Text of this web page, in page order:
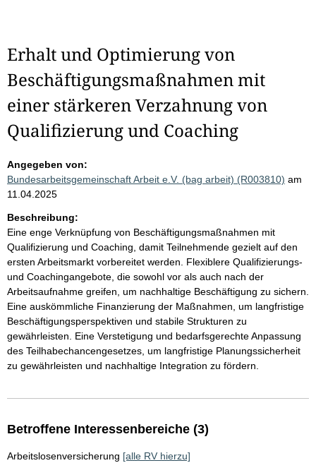
Erhalt und Optimierung von
Beschäftigungsmaßnahmen mit
einer stärkeren Verzahnung von
Qualifizierung und Coaching
Angegeben von:
Bundesarbeitsgemeinschaft Arbeit e.V. (bag arbeit) (R003810) am
11.04.2025
Beschreibung:
Eine enge Verknüpfung von Beschäftigungsmaßnahmen mit
Qualifizierung und Coaching, damit Teilnehmende gezielt auf den
ersten Arbeitsmarkt vorbereitet werden. Flexiblere Qualifizierungs-
und Coachingangebote, die sowohl vor als auch nach der
Arbeitsaufnahme greifen, um nachhaltige Beschäftigung zu sichern.
Eine auskömmliche Finanzierung der Maßnahmen, um langfristige
Beschäftigungsperspektiven und stabile Strukturen zu
gewährleisten. Eine Verstetigung und bedarfsgerechte Anpassung
des Teilhabechancengesetzes, um langfristige Planungssicherheit
zu gewährleisten und nachhaltige Integration zu fördern.
Betroffene Interessenbereiche (3)
Arbeitslosenversicherung [alle RV hierzu]